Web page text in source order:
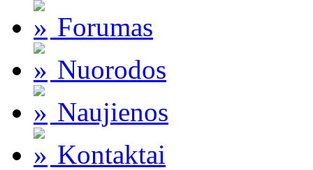
Forumas
Nuorodos
Naujienos
Kontaktai